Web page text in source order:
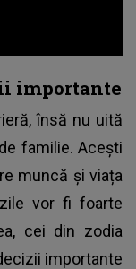
importante
însă nu uită
familie. Acești
muncă și viața
vor fi foarte
cei din zodia
importante